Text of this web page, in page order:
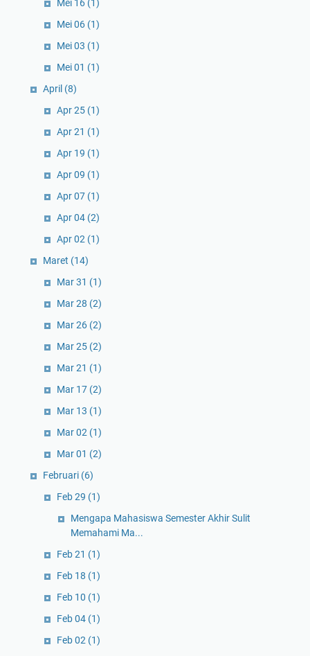
Mei 16 (1)
Mei 06 (1)
Mei 03 (1)
Mei 01 (1)
April (8)
Apr 25 (1)
Apr 21 (1)
Apr 19 (1)
Apr 09 (1)
Apr 07 (1)
Apr 04 (2)
Apr 02 (1)
Maret (14)
Mar 31 (1)
Mar 28 (2)
Mar 26 (2)
Mar 25 (2)
Mar 21 (1)
Mar 17 (2)
Mar 13 (1)
Mar 02 (1)
Mar 01 (2)
Februari (6)
Feb 29 (1)
Mengapa Mahasiswa Semester Akhir Sulit
Memahami Ma...
Feb 21 (1)
Feb 18 (1)
Feb 10 (1)
Feb 04 (1)
Feb 02 (1)